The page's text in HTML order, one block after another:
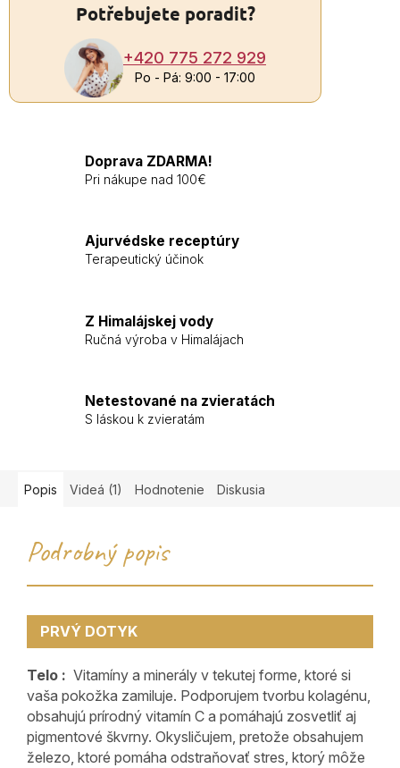
Potřebujete poradit?
+420 775 272 929
Po - Pá: 9:00 - 17:00
Doprava ZDARMA!
Pri nákupe nad 100€
Ajurvédske receptúry
Terapeutický účinok
Z Himalájskej vody
Ručná výroba v Himalájach
Netestované na zvieratách
S láskou k zvieratám
Popis Videá (1) Hodnotenie Diskusia
Podrobný popis
PRVÝ DOTYK
Telo : Vitamíny a minerály v tekutej forme, ktoré si
vaša pokožka zamiluje. Podporujem tvorbu kolagénu,
obsahujú prírodný vitamín C a pomáhajú zosvetliť aj
pigmentové škvrny. Okysličujem, pretože obsahujem
železo, ktoré pomáha odstraňovať stres, ktorý môže